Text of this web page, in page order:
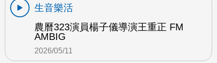
生音樂活
農曆323演員楊子儀導演王重正 FM
AMBIG
2026/05/11